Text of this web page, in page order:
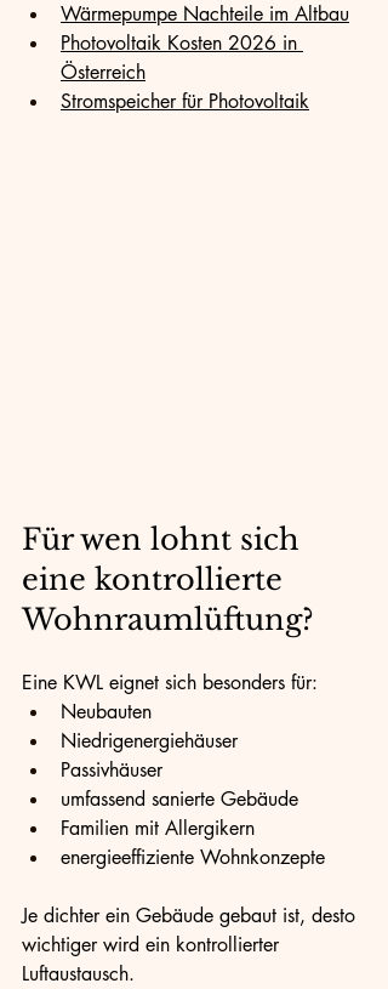
Wärmepumpe Nachteile im Altbau
Photovoltaik Kosten 2026 in
Österreich
Stromspeicher für Photovoltaik
Für wen lohnt sich
eine kontrollierte
Wohnraumlüftung?
Eine KWL eignet sich besonders für:
Neubauten
Niedrigenergiehäuser
Passivhäuser
umfassend sanierte Gebäude
Familien mit Allergikern
energieeffiziente Wohnkonzepte
Je dichter ein Gebäude gebaut ist, desto
wichtiger wird ein kontrollierter
Luftaustausch.